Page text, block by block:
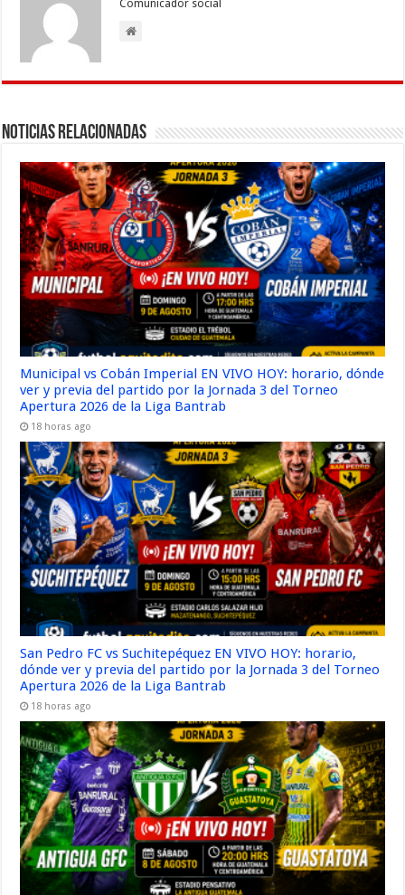
Comunicador social
Noticias Relacionadas
Municipal vs Cobán Imperial EN VIVO HOY: horario, dónde
ver y previa del partido por la Jornada 3 del Torneo
Apertura 2026 de la Liga Bantrab
18 horas ago
San Pedro FC vs Suchitepéquez EN VIVO HOY: horario,
dónde ver y previa del partido por la Jornada 3 del Torneo
Apertura 2026 de la Liga Bantrab
18 horas ago